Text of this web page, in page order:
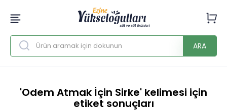
ARA
'Odem Atmak İçin Sirke' kelimesi için
etiket sonuçları